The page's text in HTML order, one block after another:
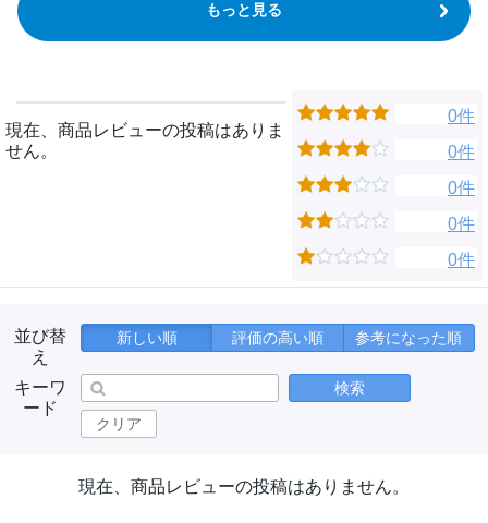
もっと見る
現在、商品レビューの投稿はありま
せん。
0件
0件
0件
0件
0件
並び替
え
新しい順 評価の高い順 参考になった順
キーワ
ード
検索
クリア
現在、商品レビューの投稿はありません。